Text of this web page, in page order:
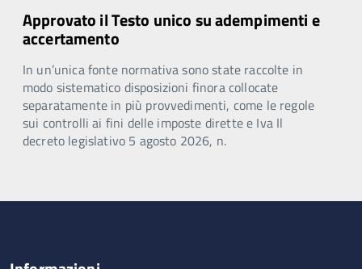
Approvato il Testo unico su adempimenti e
accertamento
In un’unica fonte normativa sono state raccolte in
modo sistematico disposizioni finora collocate
separatamente in più provvedimenti, come le regole
sui controlli ai fini delle imposte dirette e Iva Il
decreto legislativo 5 agosto 2026, n.